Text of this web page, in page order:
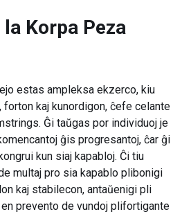
la Korpa Peza
estas ampleksa ekzerco, kiu
kaj kunordigon, ĉefe celante
Ĝi taŭgas por individuoj je
ĝis progresantoj, ĉar ĝi
kun siaj kapabloj. Ĉi tiu
multaj pro sia kapablo plibonigi
kaj stabilecon, antaŭenigi pli
prevento de vundoj plifortigante